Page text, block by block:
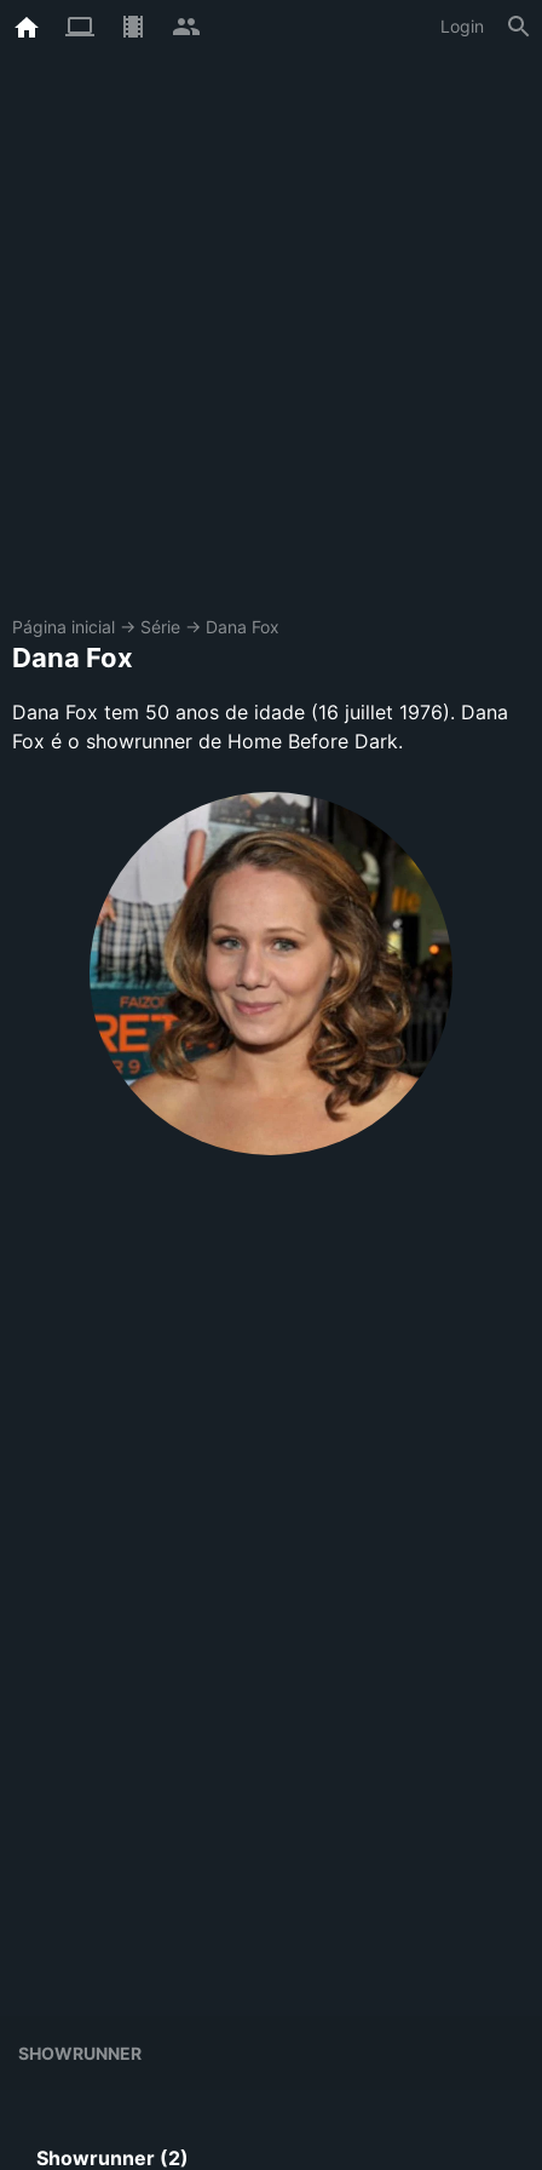
Login
Página inicial → Série → Dana Fox
Dana Fox
Dana Fox tem 50 anos de idade (16 juillet 1976). Dana
Fox é o showrunner de Home Before Dark.
SHOWRUNNER
Showrunner (2)